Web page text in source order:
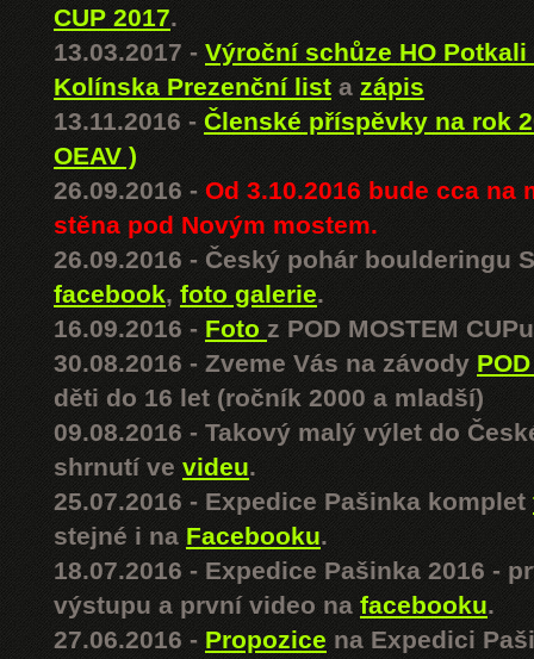
CUP 2017.
13.03.2017 - Výroční schůze HO
Kolínska Prezenční list a zápis
13.11.2016 - Členské příspěvky na rok
OEAV )
26.09.2016 - Od 3.10.2016 bude cca na
stěna pod Novým mostem.
26.09.2016 - Český pohár boulderingu
facebook,foto galerie.
16.09.2016 - Foto z POD MOSTEM
30.08.2016 - Zveme Vás na závody
děti do 16 let (ročník 2000 a mladší)
09.08.2016 - Takový malý výlet do
shrnutí ve videu.
25.07.2016 - Expedice Pašinka komplet
stejné i na Facebooku.
18.07.2016 - Expedice Pašinka 2016 -
výstupu a první video na facebooku.
27.06.2016 - Propozice na Expedici